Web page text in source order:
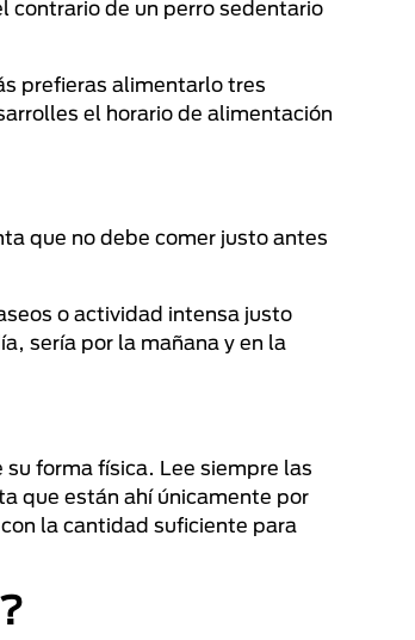
contrario de un perro sedentario
prefieras alimentarlo tres
el horario de alimentación
que no debe comer justo antes
o actividad intensa justo
sería por la mañana y en la
forma física. Lee siempre las
que están ahí únicamente por
la cantidad suficiente para